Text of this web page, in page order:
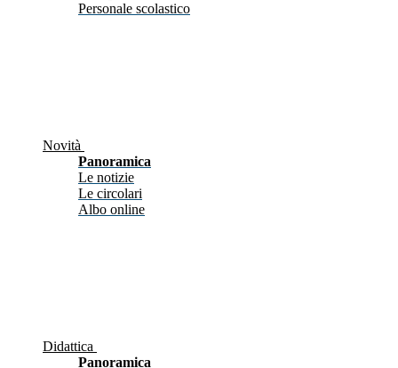
Personale scolastico
Novità
Panoramica
Le notizie
Le circolari
Albo online
Didattica
Panoramica